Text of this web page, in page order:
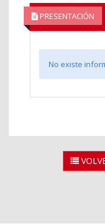
PRESENTACIÓN
No existe